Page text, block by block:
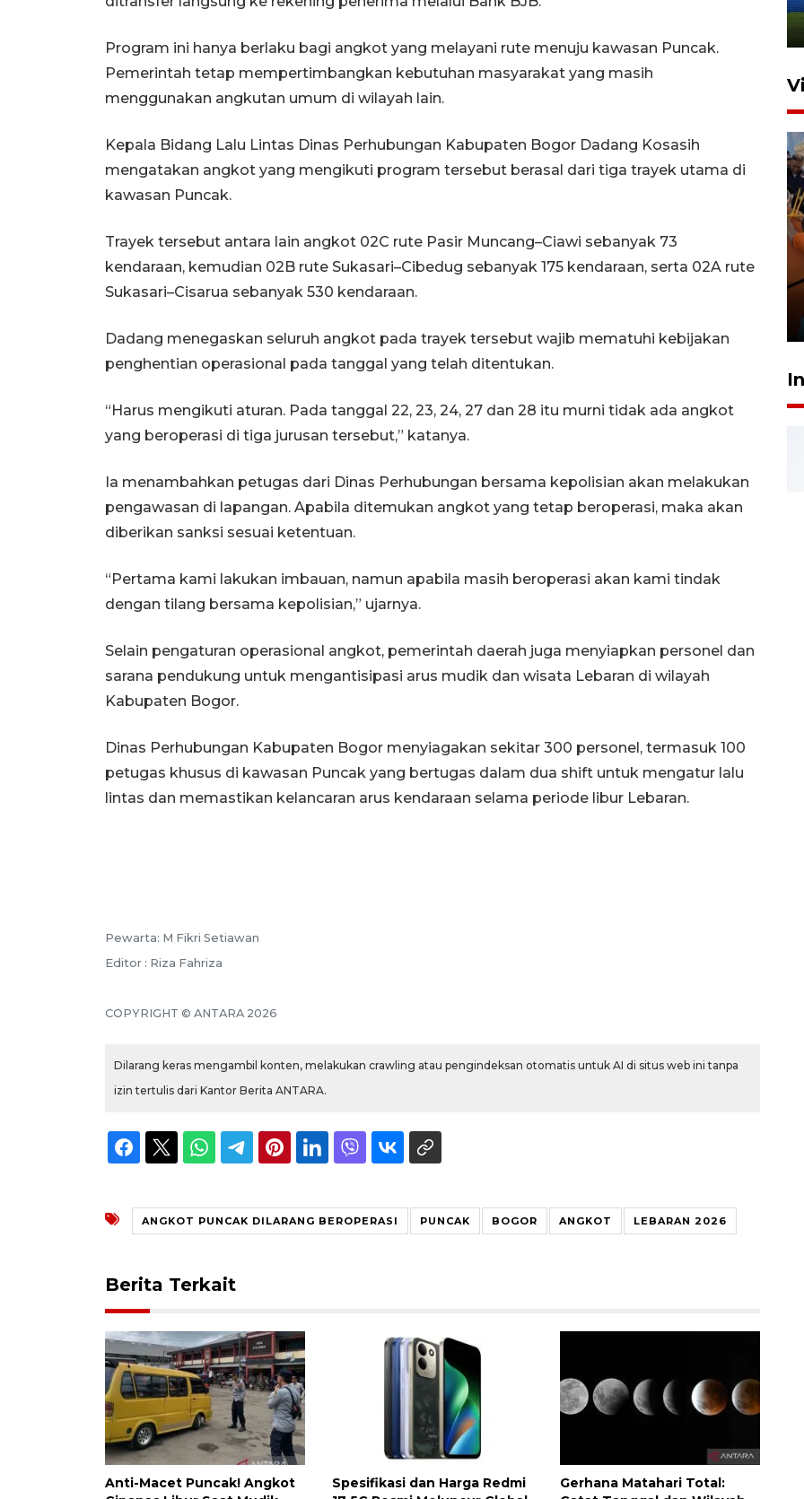
Program ini hanya berlaku bagi angkot yang melayani rute menuju kawasan Puncak.
Pemerintah tetap mempertimbangkan kebutuhan masyarakat yang masih
menggunakan angkutan umum di wilayah lain.
Kepala Bidang Lalu Lintas Dinas Perhubungan Kabupaten Bogor Dadang Kosasih
mengatakan angkot yang mengikuti program tersebut berasal dari tiga trayek utama di
kawasan Puncak.
Trayek tersebut antara lain angkot 02C rute Pasir Muncang–Ciawi sebanyak 73
kendaraan, kemudian 02B rute Sukasari–Cibedug sebanyak 175 kendaraan, serta 02A rute
Sukasari–Cisarua sebanyak 530 kendaraan.
Dadang menegaskan seluruh angkot pada trayek tersebut wajib mematuhi kebijakan
penghentian operasional pada tanggal yang telah ditentukan.
“Harus mengikuti aturan. Pada tanggal 22, 23, 24, 27 dan 28 itu murni tidak ada angkot
yang beroperasi di tiga jurusan tersebut,” katanya.
Ia menambahkan petugas dari Dinas Perhubungan bersama kepolisian akan melakukan
pengawasan di lapangan. Apabila ditemukan angkot yang tetap beroperasi, maka akan
diberikan sanksi sesuai ketentuan.
“Pertama kami lakukan imbauan, namun apabila masih beroperasi akan kami tindak
dengan tilang bersama kepolisian,” ujarnya.
Selain pengaturan operasional angkot, pemerintah daerah juga menyiapkan personel dan
sarana pendukung untuk mengantisipasi arus mudik dan wisata Lebaran di wilayah
Kabupaten Bogor.
Dinas Perhubungan Kabupaten Bogor menyiagakan sekitar 300 personel, termasuk 100
petugas khusus di kawasan Puncak yang bertugas dalam dua shift untuk mengatur lalu
lintas dan memastikan kelancaran arus kendaraan selama periode libur Lebaran.
Pewarta: M Fikri Setiawan
Editor : Riza Fahriza
COPYRIGHT © ANTARA 2026
Dilarang keras mengambil konten, melakukan crawling atau pengindeksan otomatis untuk AI di situs web ini tanpa
izin tertulis dari Kantor Berita ANTARA.
ANGKOT PUNCAK DILARANG BEROPERASI PUNCAK BOGOR ANGKOT LEBARAN 2026
Berita Terkait
Anti-Macet Puncak! Angkot
Spesifikasi dan Harga Redmi
Gerhana Matahari Total:
Taklukkan DPMM FC, Persib
amankan tiket semifinal Piala